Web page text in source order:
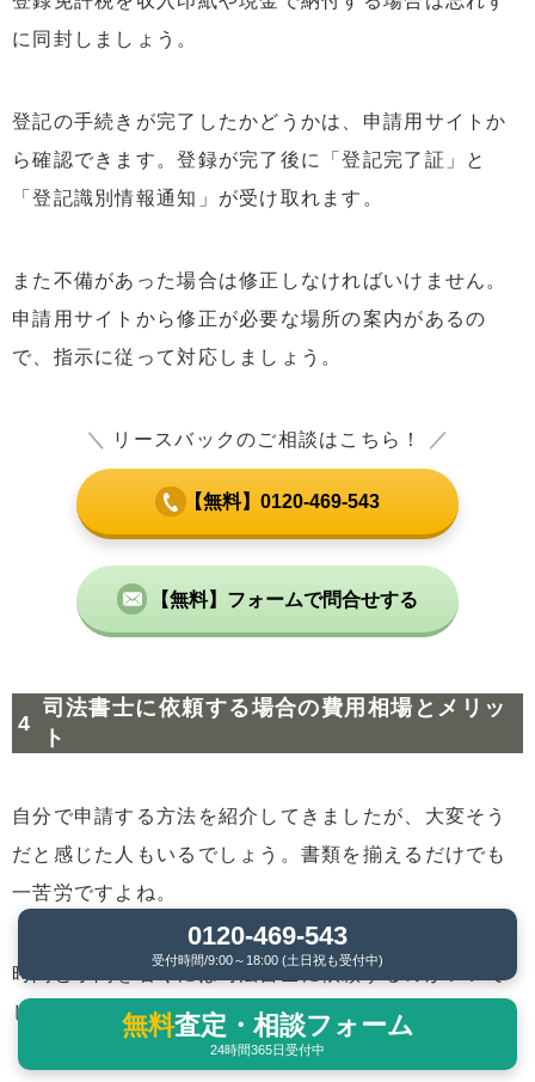
に同封しましょう。
登記の手続きが完了したかどうかは、申請用サイトか
ら確認できます。登録が完了後に「登記完了証」と
「登記識別情報通知」が受け取れます。
また不備があった場合は修正しなければいけません。
申請用サイトから修正が必要な場所の案内があるの
で、指示に従って対応しましょう。
＼ リースバックのご相談はこちら！ ／
【無料】0120-469-543
【無料】フォームで問合せする
司法書士に依頼する場合の費用相場とメリッ
ト
自分で申請する方法を紹介してきましたが、大変そう
だと感じた人もいるでしょう。書類を揃えるだけでも
一苦労ですよね。
時間と手間を省くには司法書士に依頼するのがいいで
しょう。
0120-469-543
受付時間/9:00～18:00 (土日祝も受付中)
無料査定・相談フォーム
24時間365日受付中